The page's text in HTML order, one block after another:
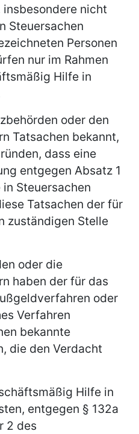
nicht
Steuersachen
Personen
nur im Rahmen
Hilfe in
oder den
Tatsachen bekannt,
dass eine
entgegen Absatz 1
Steuersachen
Tatsachen der für
zuständigen Stelle
oder die
haben der für das
oder
Verfahren
bekannte
die den Verdacht
Hilfe in
entgegen § 132a
2 des